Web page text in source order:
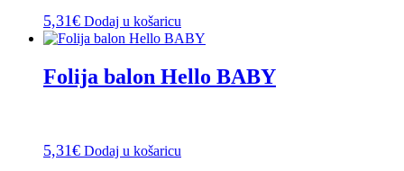
5,31€ Dodaj u košaricu
Folija balon Hello BABY
5,31€ Dodaj u košaricu